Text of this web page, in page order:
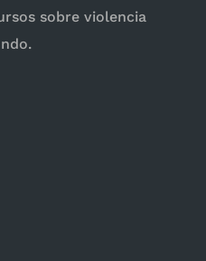
sobre violencia